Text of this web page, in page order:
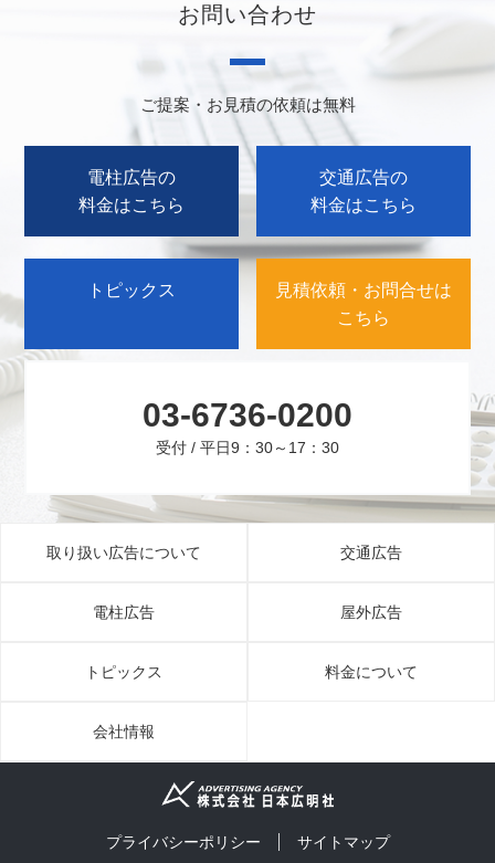
お問い合わせ
ご提案・お見積の依頼は無料
電柱広告の
料金はこちら
交通広告の
料金はこちら
トピックス
見積依頼・お問合せは
こちら
03-6736-0200
受付 / 平日9：30～17：30
取り扱い広告について 交通広告
電柱広告 屋外広告
トピックス 料金について
会社情報
プライバシーポリシー サイトマップ